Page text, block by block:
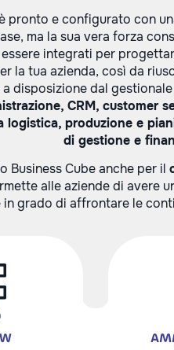
pronto e configurato con
ma la sua vera forza
integrati per
la tua azienda, così da
a disposizione dal
CRM, customer
logistica, produzione e
di gestione e
Business Cube anche per il
alle aziende di avere
in grado di affrontare le